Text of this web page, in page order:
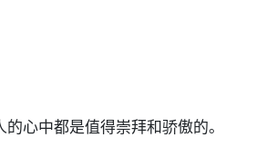
心中都是值得崇拜和骄傲的。